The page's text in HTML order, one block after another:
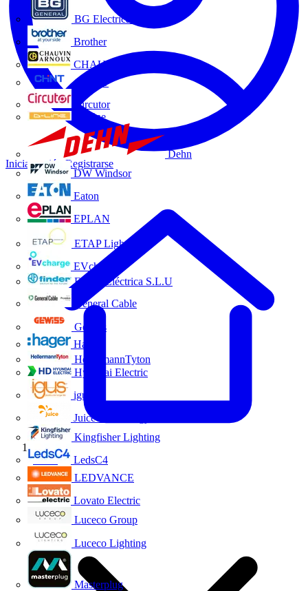
BG Electrical
Brother
CHAUVIN ARNOUX
CHINT
Circutor
D-Line
Dehn
DW Windsor
Eaton
EPLAN
ETAP Lighting
EVcharge
Finder Eléctrica S.L.U
General Cable
Gewiss
Hager
HellermannTyton
Hyundai Electric
igus
Juice Technology
Kingfisher Lighting
LedsC4
LEDVANCE
Lovato Electric
Luceco Group
Luceco Lighting
Masterplug
Iniciar sesión Registrarse
Inicio